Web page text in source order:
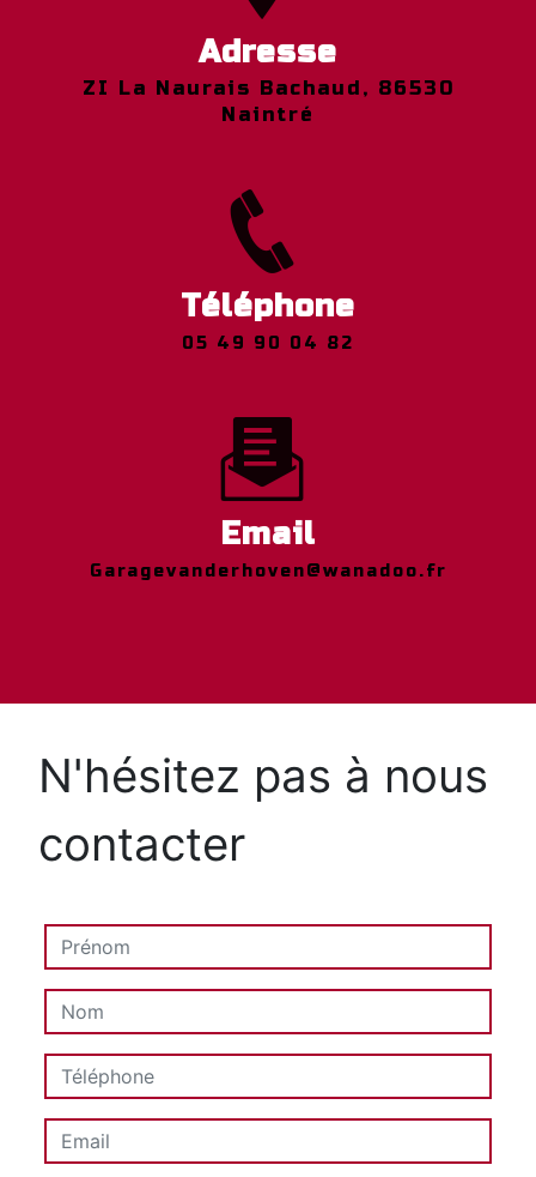
Adresse
ZI La Naurais Bachaud, 86530
Naintré
Téléphone
05 49 90 04 82
Email
garagevanderhoven@wanadoo.fr
N'hésitez pas à nous
contacter